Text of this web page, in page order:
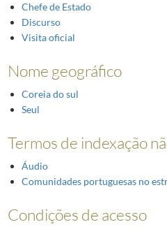
Chefe de Estado
Discurso
Visita oficial
Nome geográfico
Coreia do sul
Seul
Termos de indexação
Áudio
Comunidades portuguesas no
Condições de acesso